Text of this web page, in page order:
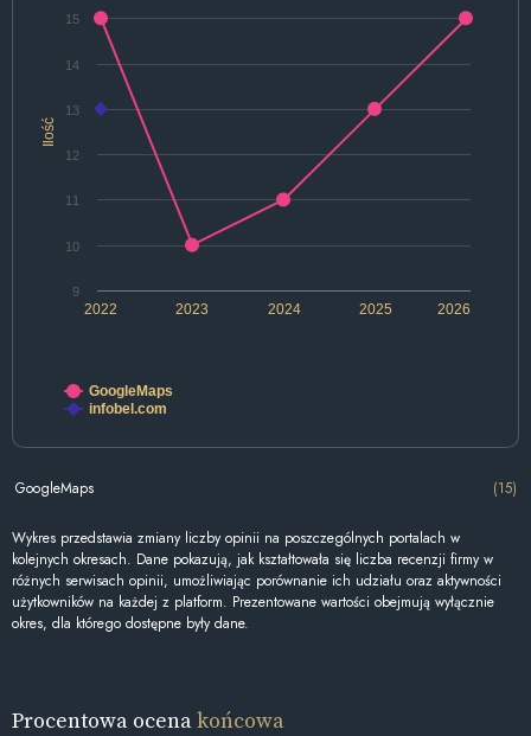
Ilość
2022 2024 2026
2023 2025
9
10
11
12
13
14
15
GoogleMaps
infobel.com
GoogleMaps (15)
Wykres przedstawia zmiany liczby opinii na poszczególnych portalach w
kolejnych okresach. Dane pokazują, jak kształtowała się liczba recenzji firmy w
różnych serwisach opinii, umożliwiając porównanie ich udziału oraz aktywności
użytkowników na każdej z platform. Prezentowane wartości obejmują wyłącznie
okres, dla którego dostępne były dane.
Procentowa ocenakońcowa